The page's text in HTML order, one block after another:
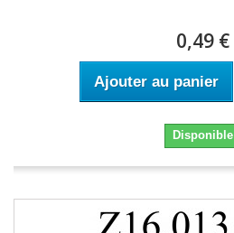
0,49 €
Ajouter au panier
Disponible